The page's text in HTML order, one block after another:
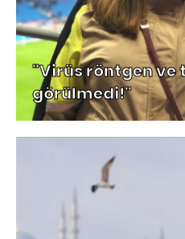
"Virüs röntgen
görülmedi!"